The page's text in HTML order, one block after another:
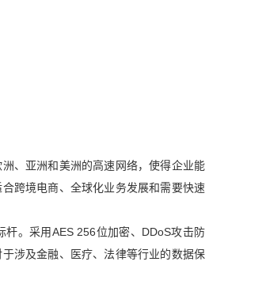
、亚洲和美洲的高速网络，使得企业能
跨境电商、全球化业务发展和需要快速
。采用AES 256位加密、DDoS攻击防
涉及金融、医疗、法律等行业的数据保